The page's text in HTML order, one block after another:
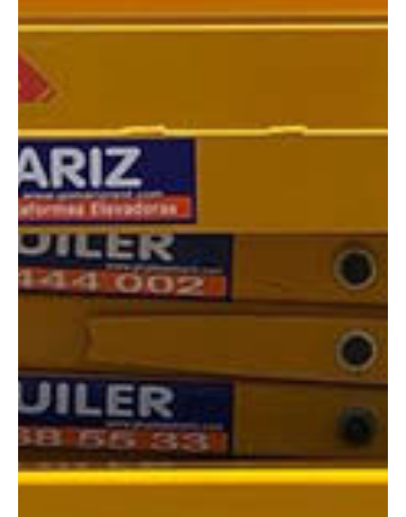
Alcance lateral:0 m
Altura almacenaje:
Longitud:
Anchura:
2330 kg
ESPECIFICACIONES TÉCNICAS
Motor:Eléctrico
Capacidad:450 kg
Ver ficha técnica
¿Tienes dudas a la hora de elegir la máquina que
necesitas?
Compara esta y otras máquinas desde el siguiente botón o ponte
en contacto con nosotros para un asesoramiento más personal.
Comparar